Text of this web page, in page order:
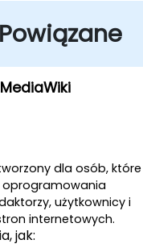
dla osób, które
użytkownicy i
internetowych.
jak: